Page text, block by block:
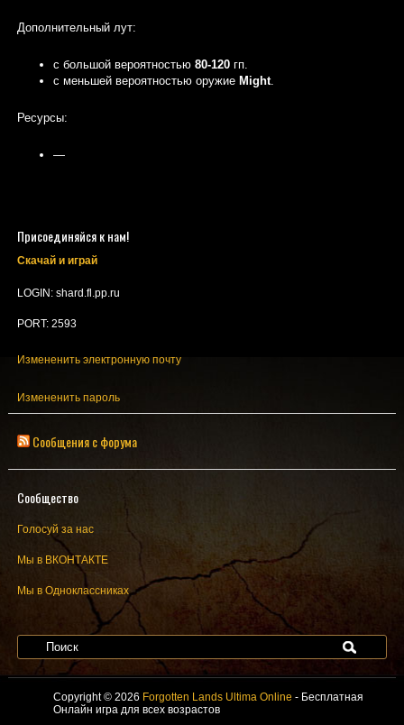
Дополнительный лут:
с большой вероятностью 80-120гп.
с меньшей вероятностью оружие Might.
Ресурсы:
—
Присоединяйся к нам!
Скачай и играй
LOGIN: shard.fl.pp.ru
PORT: 2593
Измененить электронную почту
Измененить пароль
Сообщения с форума
Сообщество
Голосуй за нас
Мы в ВКОНТАКТЕ
Мы в Одноклассниках
Copyright © 2026 Forgotten Lands Ultima Online - Бесплатная
Онлайн игра для всех возрастов